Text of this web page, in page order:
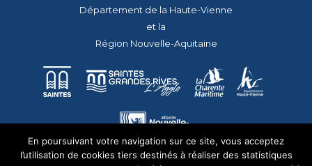
Département de la Haute-Vienne
et la
Région Nouvelle-Aquitaine
En poursuivant votre navigation sur ce site, vous acceptez
l’utilisation de cookies tiers destinés à réaliser des statistiques